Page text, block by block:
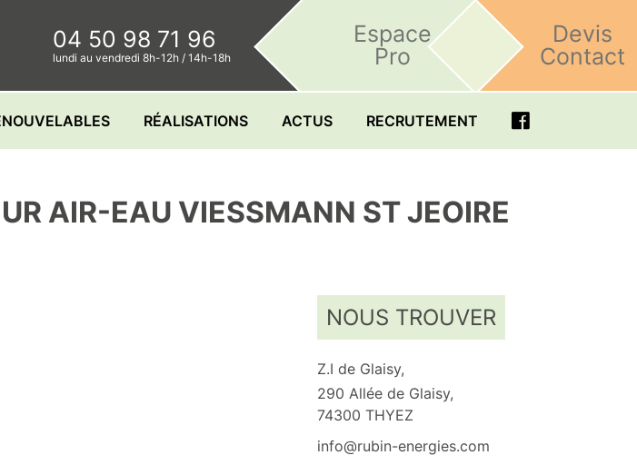
04 50 98 71 96
lundi au vendredi 8h-12h / 14h-18h
Espace
Pro
Devis
Contact
RÉALISATIONS ACTUS RECRUTEMENT
AIR-EAU VIESSMANN ST JEOIRE
NOUS TROUVER
Z.I de Glaisy,
290 Allée de Glaisy,
74300 THYEZ
info@rubin-energies.com